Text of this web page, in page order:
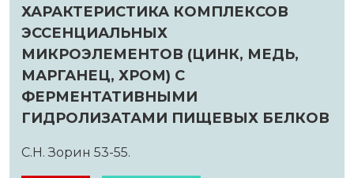
ХАРАКТЕРИСТИКА КОМПЛЕКСОВ
ЭССЕНЦИАЛЬНЫХ
МИКРОЭЛЕМЕНТОВ (ЦИНК, МЕДЬ,
МАРГАНЕЦ, ХРОМ) С
ФЕРМЕНТАТИВНЫМИ
ГИДРОЛИЗАТАМИ ПИЩЕВЫХ БЕЛКОВ
С.Н. Зорин 53-55.